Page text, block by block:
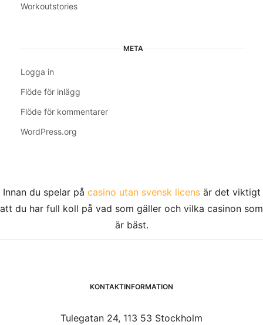
Workoutstories
META
Logga in
Flöde för inlägg
Flöde för kommentarer
WordPress.org
Innan du spelar på casino utan svensk licensär det viktigt
att du har full koll på vad som gäller och vilka casinon som
är bäst.
KONTAKTINFORMATION
Tulegatan 24, 113 53 Stockholm